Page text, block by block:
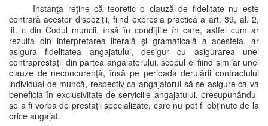
Instanţa reţine că teoretic o clauză de fidelitate nu este
contrară acestor dispoziţii, fiind expresia practică a art. 39, al. 2,
lit. c din Codul muncii, însă în condiţiile în care, astfel cum ar
rezulta din interpretarea literală şi gramaticală a acesteia, ar
asigura fidelitatea angajatului, desigur cu asigurarea unei
contraprestaţii din partea angajatorului, scopul ei fiind similar unei
clauze de neconcurenţă, însă pe perioada derulării contractului
individual de muncă, respectiv ca angajatorul să se asigure ca va
beneficia în exclusivitate de serviciile angajatului, presupunându-
se a fi vorba de prestaţii specializate, care nu pot fi obţinute de la
orice angajat.